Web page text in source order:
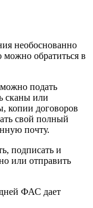
необоснованно
обратиться в
подать
сканы или
копии договоров
свой полный
почту.
подписать и
или отправить
ФАС дает